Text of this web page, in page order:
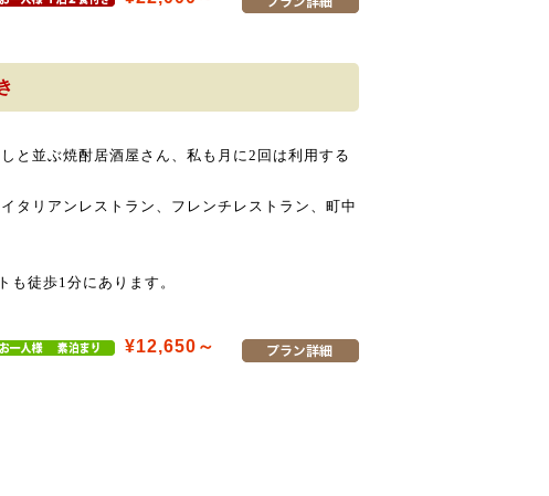
と並ぶ焼酎居酒屋さん、私も月に2回は利用する
タリアンレストラン、フレンチレストラン、町中
徒歩1分にあります。
¥12,650～